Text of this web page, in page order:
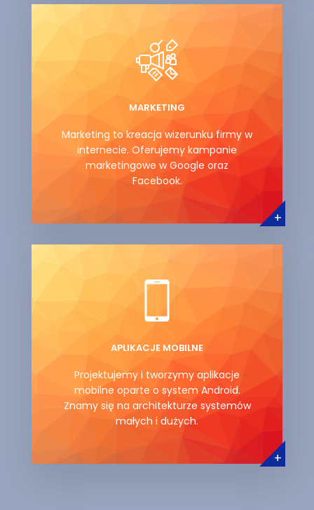
MARKETING
Marketing to kreacja wizerunku firmy w
internecie. Oferujemy kampanie
marketingowe w Google oraz
Facebook.
+
APLIKACJE MOBILNE
Projektujemy i tworzymy aplikacje
mobilne oparte o system Android.
Znamy się na architekturze systemów
małych i dużych.
+